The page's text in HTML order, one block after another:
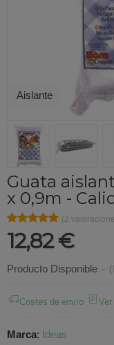
Aislante
Guata
x 0,9m -
★★★★★
★★★★★ (2
12,82 €
Producto Disponible -
Costes de envío
Marca: Ideas